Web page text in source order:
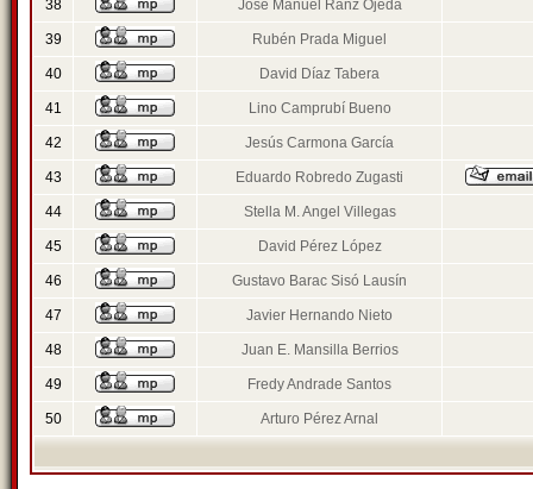
38 José Manuel Ranz Ojeda
39 Rubén Prada Miguel
40 David Díaz Tabera
41 Lino Camprubí Bueno
42 Jesús Carmona García
43 Eduardo Robredo Zugasti
44 Stella M. Angel Villegas
45 David Pérez López
46 Gustavo Barac Sisó Lausín
47 Javier Hernando Nieto
48 Juan E. Mansilla Berrios
49 Fredy Andrade Santos
50 Arturo Pérez Arnal